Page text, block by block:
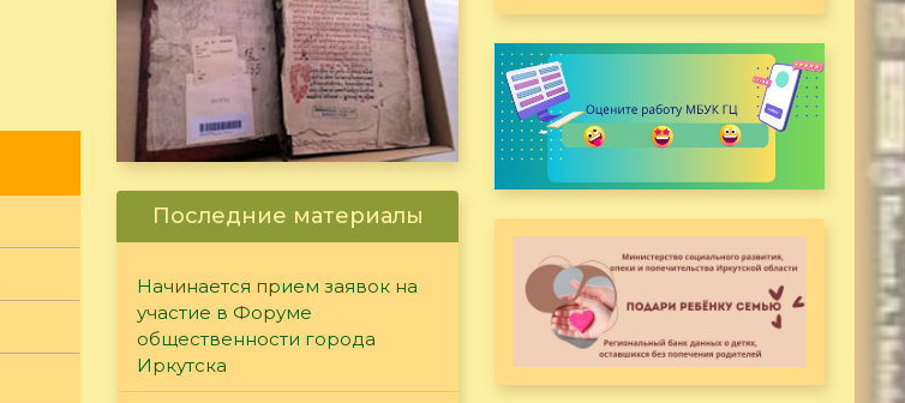
Последние материалы
Начинается прием заявок на
участие в Форуме
общественности города
Иркутска